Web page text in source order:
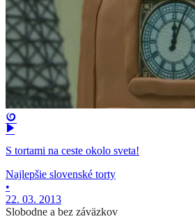
S tortami na ceste okolo sveta!
Najlepšie slovenské torty
•
22. 03. 2013
Slobodne a bez záväzkov